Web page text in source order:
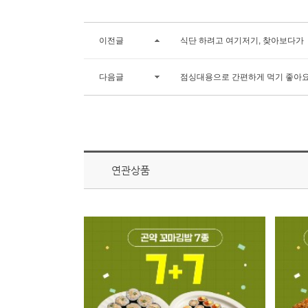
이전글 식단 하려고 여기저기, 찾아보다가
다음글 점싱대용으로 간편하게 먹기 좋아
연관상품